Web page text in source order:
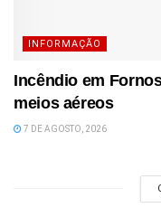
INFORMAÇÃO
Incêndio em
meios aéreos
7 DE AGOSTO, 2026